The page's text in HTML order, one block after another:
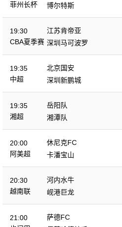
菲州长杯
博尔特斯
19:30
CBA夏季赛
江苏肯帝亚
深圳马可波罗
19:35
中超
北京国安
深圳新鹏城
19:35
湘超
岳阳队
湘潭队
20:00
阿美超
休尼克FC
卡潘宝山
20:30
越南联
河内水牛
岘港巨龙
21:00
萨德FC